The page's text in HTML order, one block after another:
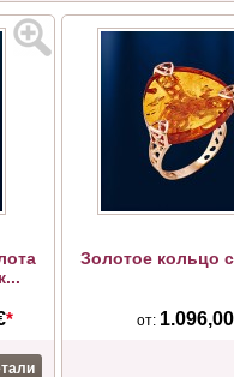
*
Золотое кольцо
от: